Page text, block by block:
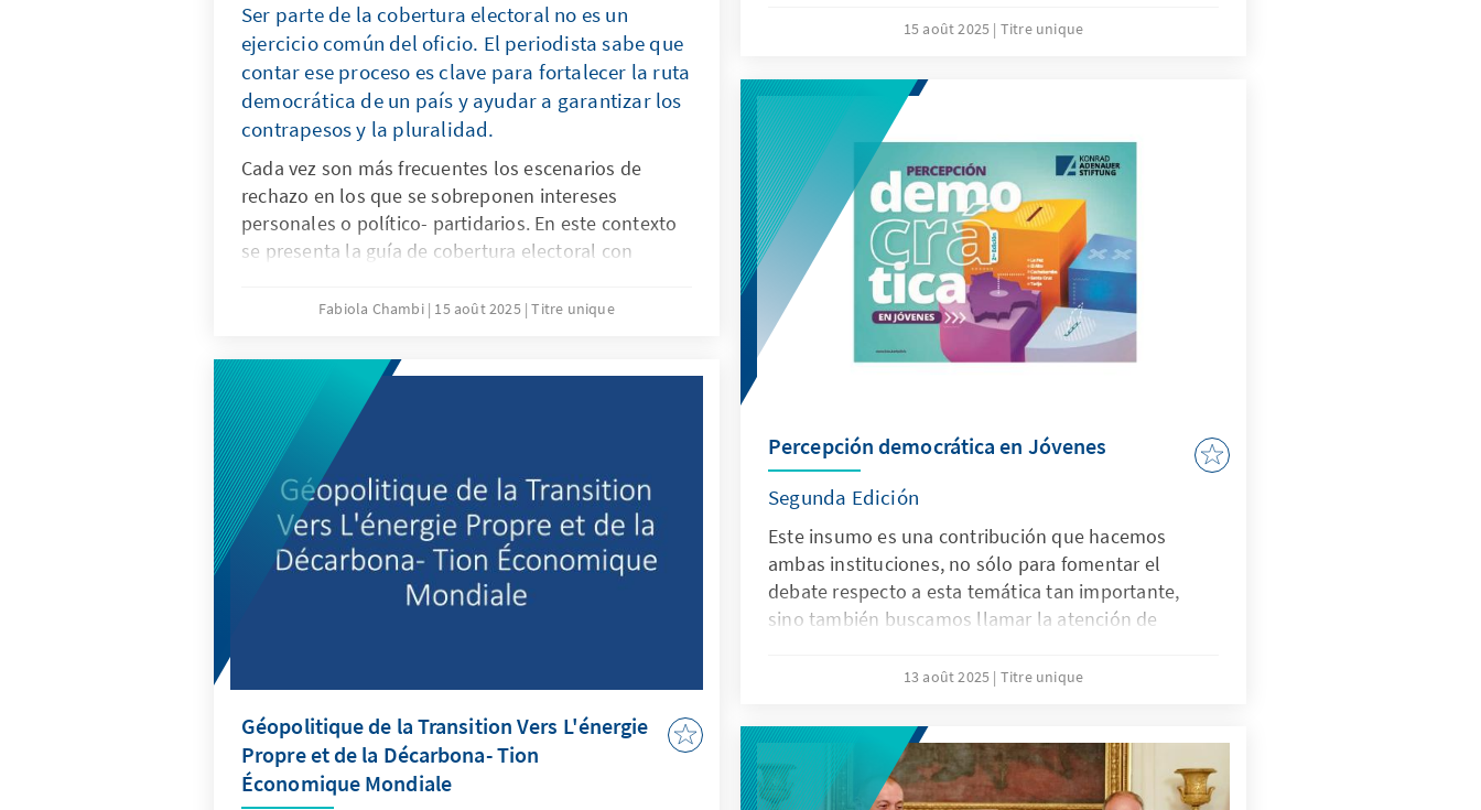
young professionals to engage in migration-related
based advocacy. Since 2022, the Y4P Migration
Fellowship has specifically focused on Uganda’s
migration dynamics, enabling fellows to explore
critical issues such as forced displacement,
emigration, and refugee protection. This 2025
fellowship marks the final migration-themed intake
under this programme. Y4P equips fellows with
rigorous policy analysis tools and exposes them to
real-world policy processes through interaction with
migrants, fieldwork, stakeholder engagement, and
academic training. Previous fellows have
civil society.
15 août 2025 Titre unique
Ser parte de la cobertura electoral no es un
ejercicio común del oficio. El periodista sabe que
contar ese proceso es clave para fortalecer la ruta
democrática de un país y ayudar a garantizar los
contrapesos y la pluralidad.
Cada vez son más frecuentes los escenarios de
rechazo en los que se sobreponen intereses
personales o político- partidarios. En este contexto
se presenta la guía de cobertura electoral con
comunicadores y generadores de contenido que se
También un documento importante para la
ciudadanía en general, interesada en conocer estas
dinámicas desde la teoría y la práctica.
Fabiola Chambi 15 août 2025 Titre unique
Percepción democrática en Jóvenes
Segunda Edición
Este insumo es una contribución que hacemos
ambas instituciones, no sólo para fomentar el
debate respecto a esta temática tan importante,
sino también buscamos llamar la atención de
organizaciones de la sociedad civil, al peso
13 août 2025 Titre unique
Géopolitique de la Transition Vers L'énergie
Propre et de la Décarbona- Tion
Économique Mondiale